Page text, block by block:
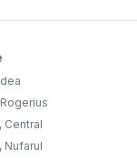
Central
Nufarul